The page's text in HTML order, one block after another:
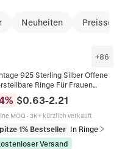
Neuheiten
+86
925 Sterling Silber Offene
Ringe Für Frauen
Design Minimalistischer
Eleganter Schmuck
% $0.63-2.21
MOQ · 3K+ kürzlich verkauft
1% Bestseller In Ringe
Versand